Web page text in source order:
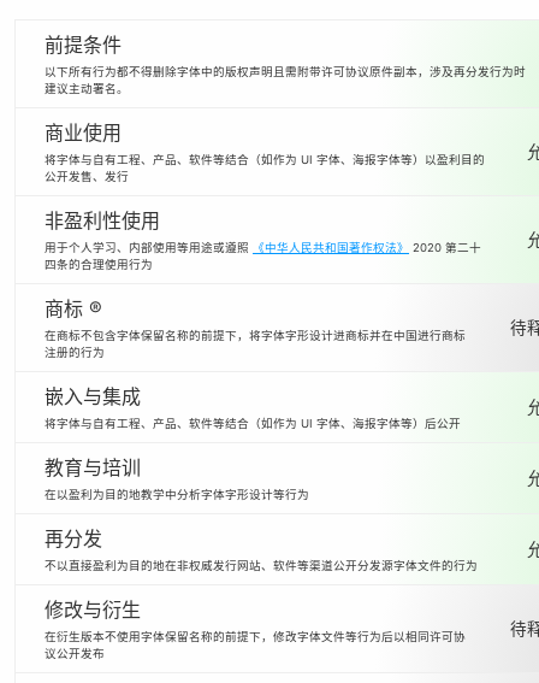
前提条件
以下所有行为都不得删除字体中的版权声明且需附带许可协议原件副本，涉及再分发行为时
建议主动署名。
商业使用
将字体与自有工程、产品、软件等结合（如作为 UI 字体、海报字体等）以盈利目的
公开发售、发行
非盈利性使用
用于个人学习、内部使用等用途或遵照 《中华人民共和国著作权法》
2020 第二十
四条的合理使用行为
商标 ®
在商标不包含字体保留名称的前提下，将字体字形设计进商标并在中国进行商标
注册的行为
待
嵌入与集成
将字体与自有工程、产品、软件等结合（如作为 UI 字体、海报字体等）后公开
教育与培训
在以盈利为目的地教学中分析字体字形设计等行为
再分发
不以直接盈利为目的地在非权威发行网站、软件等渠道公开分发源字体文件的行为
修改与衍生
在衍生版本不使用字体保留名称的前提下，修改字体文件等行为后以相同许可协
议公开发布
待